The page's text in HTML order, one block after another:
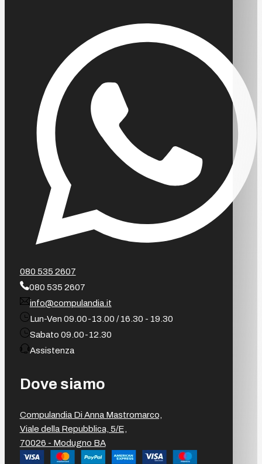
080 535 2607
080 535 2607
info@compulandia.it
Lun-Ven 09.00-13.00 / 16.30 - 19.30
Sabato 09.00-12.30
Assistenza
Dove siamo
Compulandia Di Anna Mastromarco,
Viale della Repubblica, 5/E,
70026 - Modugno BA